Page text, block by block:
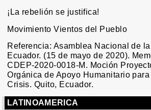
¡La rebelión se justifica!
Movimiento Vientos del Pueblo
Referencia: Asamblea Nacional de
Ecuador. (15 de mayo de 2020).
CDEP-2020-0018-M. Moción
Orgánica de Apoyo Humanitario
Crisis. Quito, Ecuador.
LATINOAMERICA